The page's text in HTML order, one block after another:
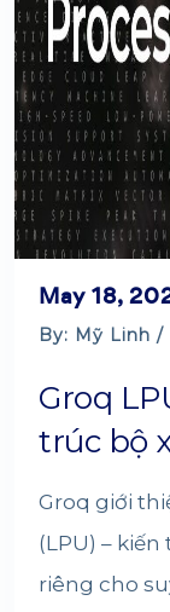
May 18,
By: Mỹ Linh /
Groq
trúc bộ
Groq giới
(LPU) –
riêng cho